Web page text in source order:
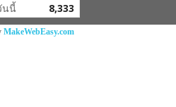
นนี้ 8,333
MakeWebEasy.com